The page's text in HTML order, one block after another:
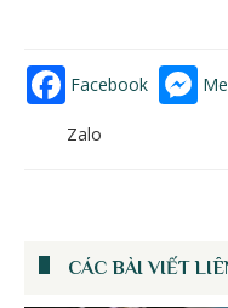
Facebook
Zalo
CÁC BÀI VIẾT